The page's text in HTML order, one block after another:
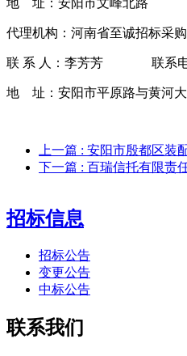
地 址：安阳市文峰北路
代理机构：河南省至诚招标采
联 系 人：李芳芳 联系
地 址：安阳市平原路与黄河
上一篇 : 安阳市殷都区装
下一篇 : 百瑞信托有限责
招标信息
招标公告
变更公告
中标公告
联系我们